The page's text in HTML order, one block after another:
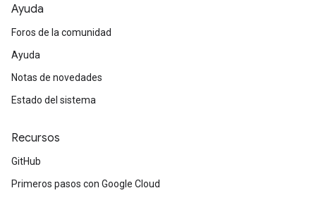
Ayuda
Foros de la comunidad
Ayuda
Notas de novedades
Estado del sistema
Recursos
GitHub
Primeros pasos con Google Cloud